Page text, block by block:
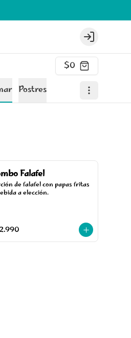
Login
$0
Postres
Falafel
de falafel con papas fritas
a elección.